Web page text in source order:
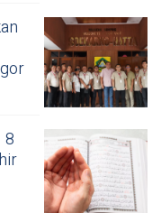
8